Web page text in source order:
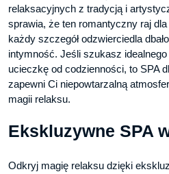
relaksacyjnych z tradycją i
sprawia, że ten romantyczny raj
każdy szczegół odzwierciedla
intymność. Jeśli szukasz
ucieczkę od codzienności, to SPA
zapewni Ci niepowtarzalną
magii relaksu.
Ekskluzywne SPA
Odkryj magię relaksu dzięki